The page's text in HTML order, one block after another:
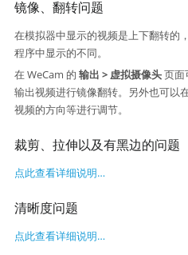
镜像、翻转问题
在模拟器中显示的视频是上下翻转的
程序中显示的不同。
在 WeCam 的 输出 > 虚拟摄像头页面
输出视频进行镜像翻转。另外也可以
视频的方向等进行调节。
裁剪、拉伸以及有黑边的问题
点此查看详细说明…
清晰度问题
点此查看详细说明…